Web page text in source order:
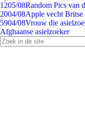
1205/08Random Pics van
2004/08Apple vecht
5904/08Vrouw die
Afghaanse asielzoeker